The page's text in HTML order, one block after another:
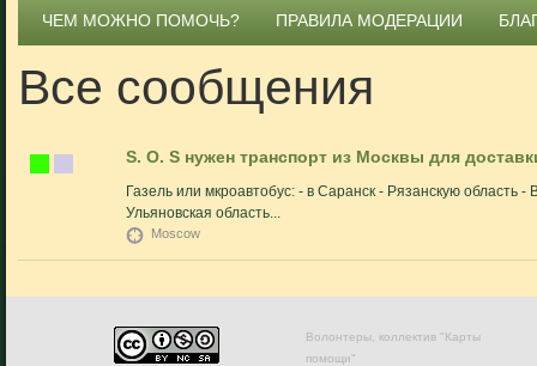
ЧЕМ МОЖНО ПОМОЧЬ?
ПРАВИЛА МОДЕРАЦИИ
Все сообщения
S. O. S нужен транспорт из Москвы для
Газель или мкроавтобус: - в Саранск - Рязанскую область
Ульяновская область...
Moscow
Волонтеры, коллектив "Карты
помощи"